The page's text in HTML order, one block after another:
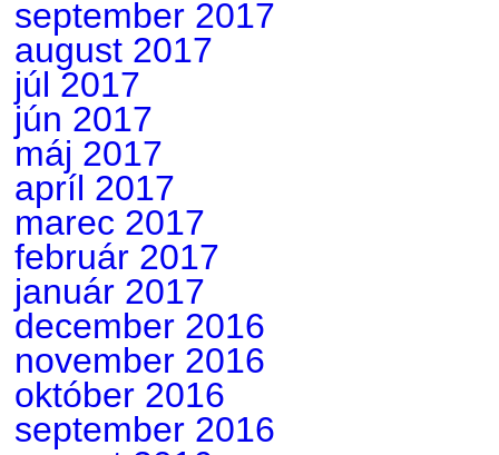
september 2017
august 2017
júl 2017
jún 2017
máj 2017
apríl 2017
marec 2017
február 2017
január 2017
december 2016
november 2016
október 2016
september 2016